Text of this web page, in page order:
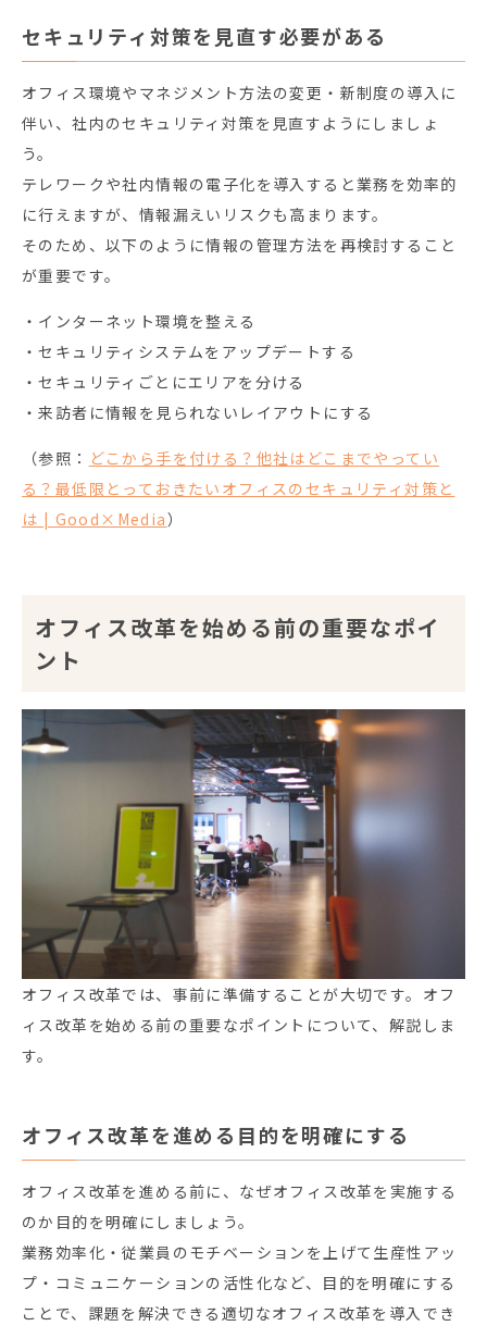
セキュリティ対策を見直す必要がある
オフィス環境やマネジメント方法の変更・新制度の導入に
伴い、社内のセキュリティ対策を見直すようにしましょ
う。
テレワークや社内情報の電子化を導入すると業務を効率的
に行えますが、情報漏えいリスクも高まります。
そのため、以下のように情報の管理方法を再検討すること
が重要です。
・インターネット環境を整える
・セキュリティシステムをアップデートする
・セキュリティごとにエリアを分ける
・来訪者に情報を見られないレイアウトにする
（参照： どこから手を付ける？ 他社はどこまでやってい
る？ 最低限とっておきたいオフィスのセキュリティ対策と
は | Good×Media）
オフィス改革を始める前の重要なポイ
ント
オフィス改革では、事前に準備することが大切です。オフ
ィス改革を始める前の重要なポイントについて、解説しま
す。
オフィス改革を進める目的を明確にする
オフィス改革を進める前に、なぜオフィス改革を実施する
のか目的を明確にしましょう。
業務効率化・従業員のモチベーションを上げて生産性アッ
プ・コミュニケーションの活性化など、目的を明確にする
ことで、課題を解決できる適切なオフィス改革を導入でき